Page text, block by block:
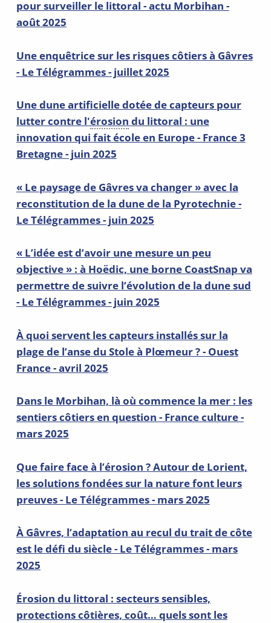
pour surveiller le littoral - actu Morbihan -
août 2025
Une enquêtrice sur les risques côtiers à Gâvres
- Le Télégrammes - juillet 2025
Une dune artificielle dotée de capteurs pour
lutter contre l'érosion du littoral : une
innovation qui fait école en Europe - France 3
Bretagne - juin 2025
« Le paysage de Gâvres va changer » avec la
reconstitution de la dune de la Pyrotechnie -
Le Télégrammes - juin 2025
« L’idée est d’avoir une mesure un peu
objective » : à Hoëdic, une borne CoastSnap va
permettre de suivre l’évolution de la dune sud
- Le Télégrammes - juin 2025
À quoi servent les capteurs installés sur la
plage de l’anse du Stole à Plœmeur ? - Ouest
France - avril 2025
Dans le Morbihan, là où commence la mer : les
sentiers côtiers en question - France culture -
mars 2025
Que faire face à l’érosion ? Autour de Lorient,
les solutions fondées sur la nature font leurs
preuves - Le Télégrammes - mars 2025
À Gâvres, l’adaptation au recul du trait de côte
est le défi du siècle - Le Télégrammes - mars
2025
Érosion du littoral : secteurs sensibles,
protections côtières, coût… quels sont les